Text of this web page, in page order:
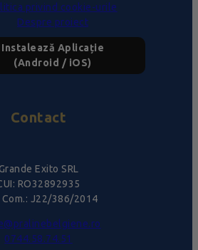
privind cookie-urile
Despre proiect
Instalează Aplicație
(Android / iOS)
Contact
Exito SRL
RO32892935
Com.: J22/386/2014
0744.58.74.51